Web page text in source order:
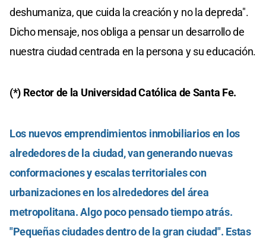
deshumaniza, que cuida la creación y no la depreda".
Dicho mensaje, nos obliga a pensar un desarrollo de
nuestra ciudad centrada en la persona y su educación.
(*) Rector de la Universidad Católica de Santa Fe.
Los nuevos emprendimientos inmobiliarios en los
alrededores de la ciudad, van generando nuevas
conformaciones y escalas territoriales con
urbanizaciones en los alrededores del área
metropolitana. Algo poco pensado tiempo atrás.
"Pequeñas ciudades dentro de la gran ciudad". Estas